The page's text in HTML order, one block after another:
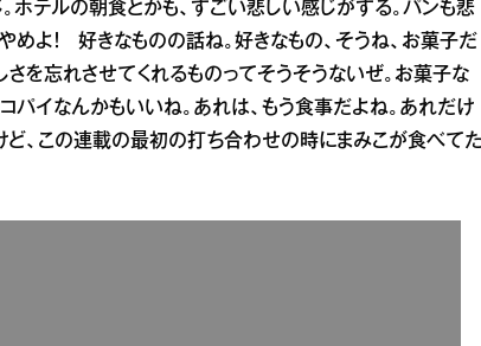
ホテルの朝食とかも、すごい悲しい感じがする。パンも悲
めよ！ 好きなものの話ね。好きなもの、そうね、お菓子だ
を忘れさせてくれるものってそうそうないぜ。お菓子な
パイなんかもいいね。あれは、もう食事だよね。あれだけ
ど、この連載の最初の打ち合わせの時にまみこが食べて